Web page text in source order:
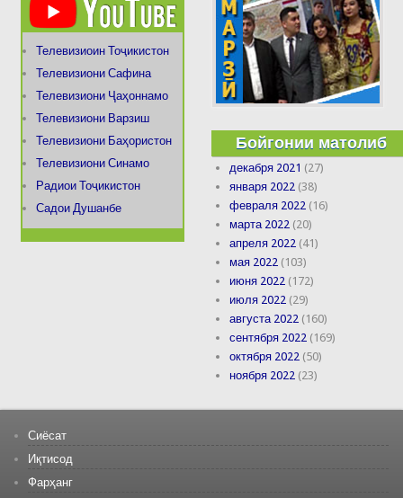
Телевизиоин Тоҷикистон
Телевизиони Сафина
Телевизиони Ҷаҳоннамо
Телевизиони Варзиш
Телевизиони Баҳористон
Телевизиони Синамо
Радиои Тоҷикистон
Садои Душанбе
Бойгонии матолиб
декабря 2021 (27)
января 2022 (38)
февраля 2022 (16)
марта 2022 (20)
апреля 2022 (41)
мая 2022 (103)
июня 2022 (172)
июля 2022 (29)
августа 2022 (160)
сентября 2022 (169)
октября 2022 (50)
ноября 2022 (23)
Сиёсат
Иқтисод
Фарҳанг